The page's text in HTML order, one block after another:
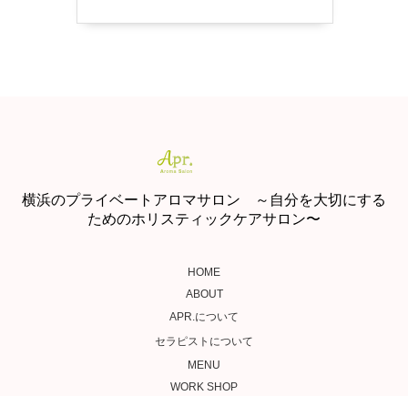
横浜のプライベートアロマサロン ～自分を大切にする
ためのホリスティックケアサロン〜
HOME
ABOUT
APR.について
セラピストについて
MENU
WORK SHOP